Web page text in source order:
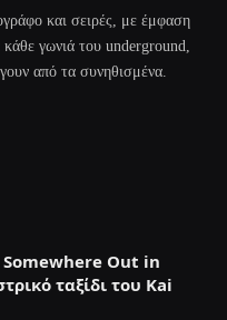
και σειρές, με έμφαση
γωνιά του underground,
από τα συνηθισμένα.
Somewhere Out in
ταξίδι του Kai